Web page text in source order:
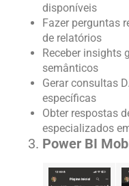
disponíveis
Fazer perguntas
de relatórios
Receber insights
semânticos
Gerar consultas
específicas
Obter respostas
especializados
Power BI